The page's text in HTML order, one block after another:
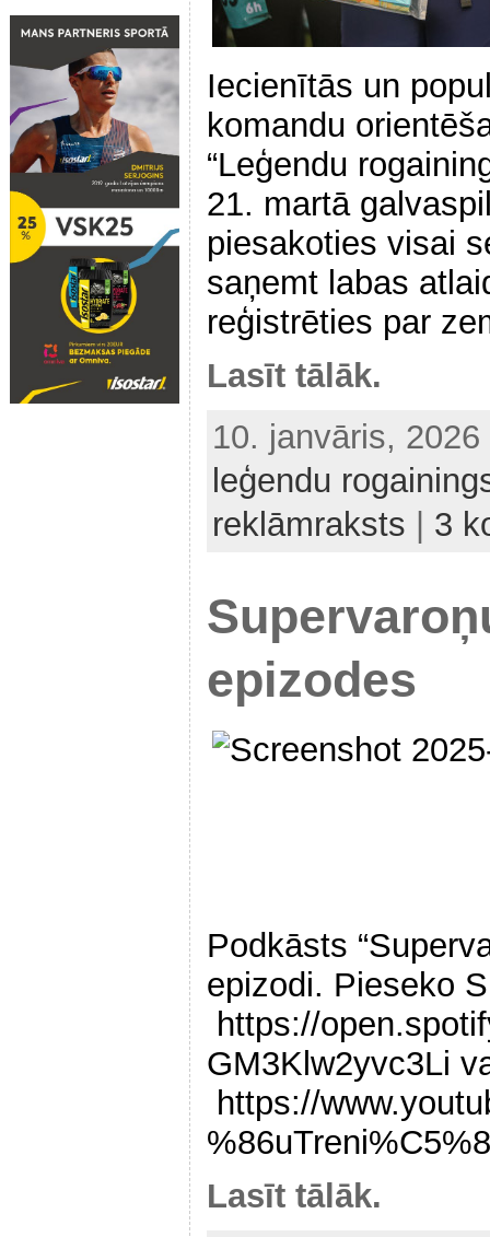
Iecienītās un
komandu
“Leģendu
21. martā
piesakoties visai
saņemt labas
reģistrēties par
Lasīt tālāk.
10. janvāris,
leģendu
reklāmraksts | 3
epizodes
Podkāsts
epizodi. Pieseko
https://
GM3Klw2yvc3Li
https://
Lasīt tālāk.